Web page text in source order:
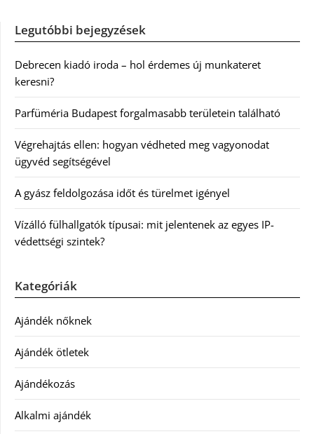
Legutóbbi bejegyzések
Debrecen kiadó iroda – hol érdemes új munkateret
keresni?
Parfüméria Budapest forgalmasabb területein található
Végrehajtás ellen: hogyan védheted meg vagyonodat
ügyvéd segítségével
A gyász feldolgozása időt és türelmet igényel
Vízálló fülhallgatók típusai: mit jelentenek az egyes IP-
védettségi szintek?
Kategóriák
Ajándék nőknek
Ajándék ötletek
Ajándékozás
Alkalmi ajándék